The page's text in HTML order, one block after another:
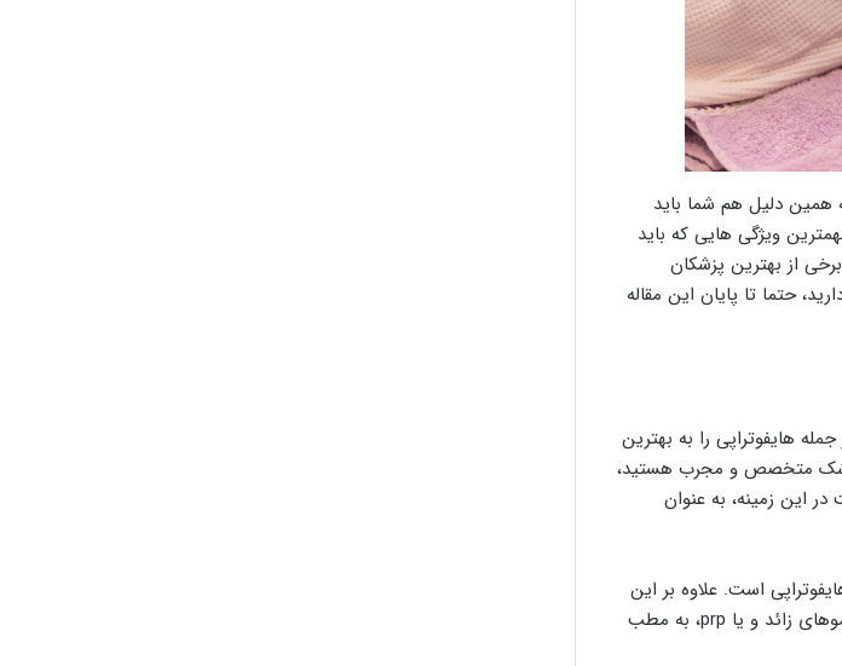
همین دلیل هم شما باید
ویژگی هایی که باید
از بهترین پزشکان
حتما تا پایان این مقاله
هایفوتراپی را به بهترین
متخصص و مجرب هستید،
این زمینه، به عنوان
است. علاوه بر این
که شما می توانید برای انجام سایر خدمات زیبایی مانند تزریق ژل و فیلر، مزوتراپی، لیزر موهای زائد و یا prp، به مطب